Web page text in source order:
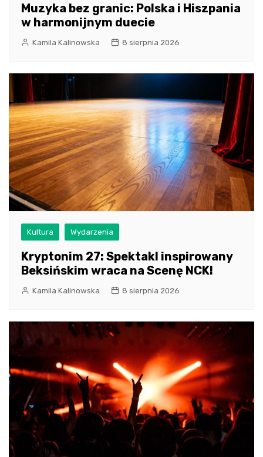
Muzyka bez granic: Polska i Hiszpania
w harmonijnym duecie
Kamila Kalinowska 8 sierpnia 2026
Kultura Wydarzenia
Kryptonim 27: Spektakl inspirowany
Beksińskim wraca na Scenę NCK!
Kamila Kalinowska 8 sierpnia 2026